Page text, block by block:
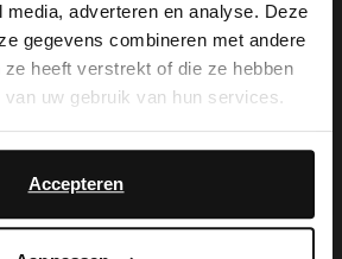
adverteren en analyse. Deze
gegevens combineren met andere
ze heeft verstrekt of die ze hebben
uw gebruik van hun services.
Accepteren
Optik
Manfield
Weiße Veloursleder-Sandaletten
89.99
62.99
language isn't Dutch. Would
to English?